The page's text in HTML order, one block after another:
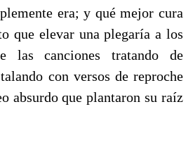
era; y qué mejor cura
que elevar una plegaría a los
las canciones tratando de
con versos de reproche
absurdo que plantaron su raíz